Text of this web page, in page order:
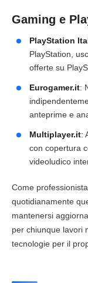
Gaming e
PlayStation
PlayStation,
offerte su
Eurogamer.it:
anteprime e
Multiplayer.it:
con copertura
videoludico
Come
quotidianamente
mantenersi
per chiunque lavori
tecnologie per il